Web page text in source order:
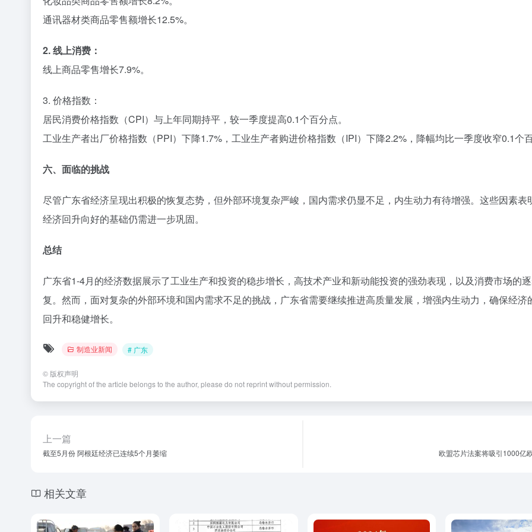
通讯器材类商品零售额增长12.5%。
2. 线上消费：
线上商品零售增长7.9%。
3. 价格指数：
居民消费价格指数（CPI）与上年同期持平，较一季度提高0.1个百分点。
工业生产者出厂价格指数（PPI）下降1.7%，工业生产者购进价格指数（IPI）下降2.2%，降幅均比一季度收窄0.1个百
六、面临的挑战
尽管广东省经济呈现出积极的恢复态势，但外部环境复杂严峻，国内需求仍显不足，内生动力有待增强。这些因素表
经济回升向好的基础仍需进一步巩固。
总结
广东省1-4月的经济数据展示了工业生产和投资的稳步增长，高技术产业和新动能投资的强劲表现，以及消费市场的
复。然而，面对复杂的外部环境和国内需求不足的挑战，广东省需要继续推进高质量发展，增强内生动力，确保经济
回升和稳健增长。
制造业新闻 # 广东
© 版权声明
The copyright of the article belongs to the author, please do not reprint without permission.
上一篇
截至5月份 阿根廷经济已连续5个月萎缩 欧盟芯片法案将吸引1000亿
相关文章